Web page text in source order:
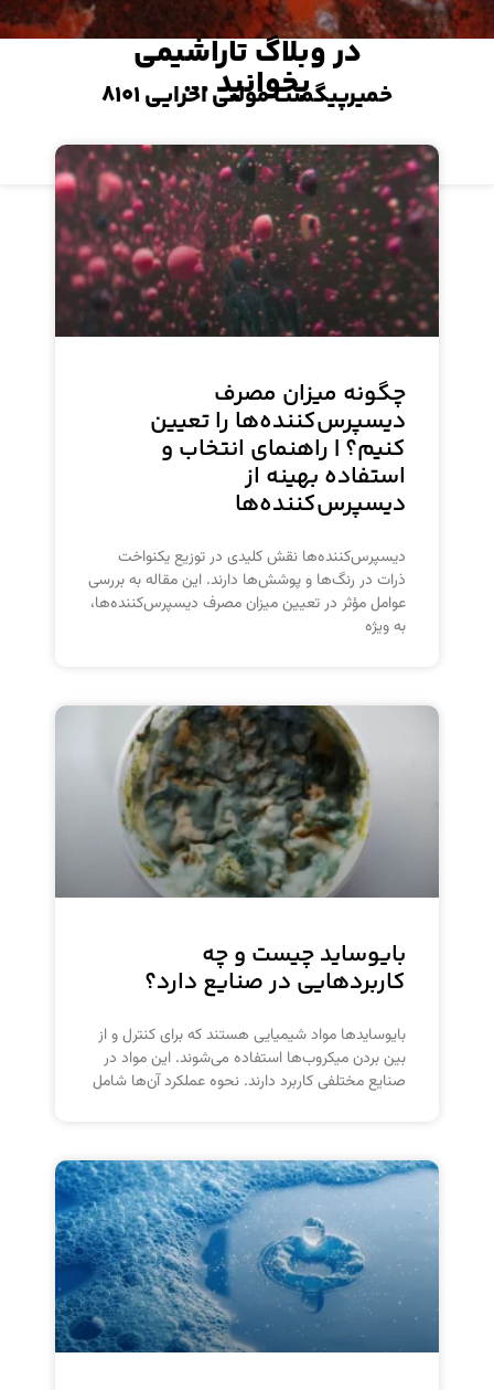
خمیرپیگمنت مولتی اخرایی ۸۱۰۱
مشاهده محصول
در وبلاگ تاراشیمی
بخوانید ...
چگونه میزان مصرف
دیسپرس‌کننده‌ها را تعیین
کنیم؟ | راهنمای انتخاب و
استفاده بهینه از
دیسپرس‌کننده‌ها
دیسپرس‌کننده‌ها نقش کلیدی در توزیع یکنواخت
ذرات در رنگ‌ها و پوشش‌ها دارند. این مقاله به بررسی
عوامل مؤثر در تعیین میزان مصرف دیسپرس‌کننده‌ها،
به ویژه
بایوساید چیست و چه
کاربردهایی در صنایع دارد؟
بایوسایدها مواد شیمیایی هستند که برای کنترل و از
بین بردن میکروب‌ها استفاده می‌شوند. این مواد در
صنایع مختلفی کاربرد دارند. نحوه عملکرد آن‌ها شامل